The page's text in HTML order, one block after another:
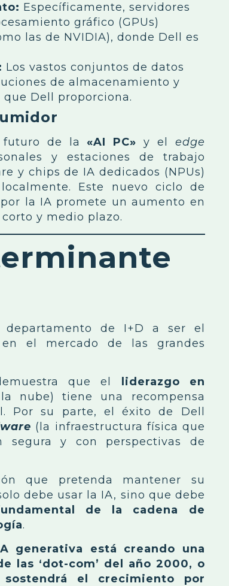
Específicamente, servidores
gráfico (GPUs)
las de NVIDIA), donde Dell es
Los vastos conjuntos de datos
de almacenamiento y
Dell proporciona.
futuro de la«AI PC» y el edge
y estaciones de trabajo
y chips de IA dedicados (NPUs)
Este nuevo ciclo de
la IA promete un aumento en
corto y medio plazo.
de I+D a ser el
en el mercado de las grandes
que el
liderazgo en
nube) tiene una recompensa
Por su parte, el éxito de Dell
(la infraestructura física que
y con perspectivas de
que pretenda mantener su
debe usar la IA, sino que debe
de la cadena de
.
generativa está creando una
las ‘dot-com’ del año 2000, o
el crecimiento por